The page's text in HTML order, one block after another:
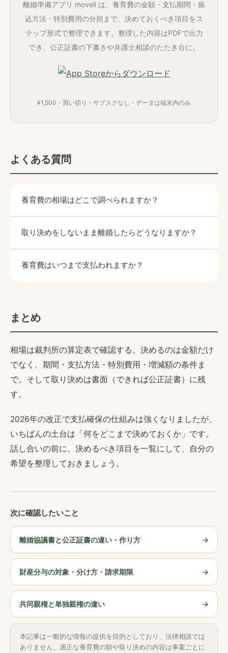
離婚準備アプリ movell は、養育費の金額・支払期間・振
込方法・特別費用の分担まで、決めておくべき項目をス
テップ形式で整理できます。整理した内容はPDFで出力
でき、公正証書の下書きや弁護士相談のたたき台に。
¥1,500・買い切り・サブスクなし・データは端末内のみ
よくある質問
養育費の相場はどこで調べられますか？
取り決めをしないまま離婚したらどうなりますか？
養育費はいつまで支払われますか？
まとめ
相場は裁判所の算定表で確認する。決めるのは金額だけ
でなく、期間・支払方法・特別費用・増減額の条件ま
で。そして取り決めは書面（できれば公正証書）に残
す。
2026年の改正で支払確保の仕組みは強くなりましたが、
いちばんの土台は「何をどこまで決めておくか」です。
話し合いの前に、決めるべき項目を一覧にして、自分の
希望を整理しておきましょう。
次に確認したいこと
離婚協議書と公正証書の違い・作り方
財産分与の対象・分け方・請求期限
共同親権と単独親権の違い
本記事は一般的な情報の提供を目的としており、法律相談では
ありません。適正な養育費の額や取り決めの内容は事案ごとに